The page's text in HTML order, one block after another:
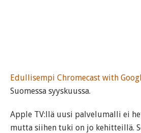
Edullisempi Chromecast with
Suomessa syyskuussa.
Apple TV:llä uusi palvelumalli ei
mutta siihen tuki on jo kehitteillä.